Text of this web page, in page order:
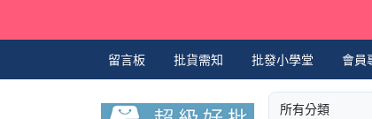
留言板 批貨需知 批發小學堂 會員
選擇商品分類
搜尋商品關鍵字